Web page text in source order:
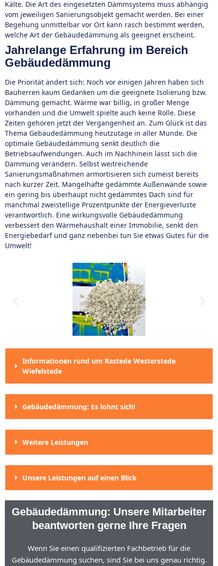
Kälte. Die Art des eingesetzten Dämmsystems muss abhängig
vom jeweiligen Sanierungsobjekt gemacht werden. Bei einer
Begehung unmittelbar vor Ort kann rasch bestimmt werden,
welche Art der Gebäudedämmung als geeignet erscheint.
Jahrelange Erfahrung im Bereich
Gebäudedämmung
Die Priorität ändert sich: Noch vor einigen Jahren haben sich
Bauherren kaum Gedanken um die geeignete Isolierung bzw.
Dämmung gemacht. Wärme war billig, in großer Menge
vorhanden und die Umwelt spielte auch keine Rolle. Diese
Zeiten gehören jetzt der Vergangenheit an. Zum Glück ist das
Thema Gebäudedämmung heutzutage in aller Munde. Die
optimale Gebäudedämmung senkt deutlich die
Betriebsaufwendungen. Auch im Nachhinein lässt sich die
Dämmung verändern. Selbst weitreichende
Sanierungsmaßnahmen armortisieren sich zumeist bereits
nach kurzer Zeit. Mangelhafte gedämmte Außenwände sowie
ein gering bis überhaupt nicht gedämmtes Dach sind für
manchmal zweistellige Prozentpunkte der Energieverluste
verantwortlich. Eine wirkungsvolle Gebäudedämmung
verbessert den Wärmehaushalt einer Immobilie, senkt den
Energiebedarf und ganz nebenbei tun Sie etwas Gutes für die
Umwelt!
Informationen rund um Rastede Westerstede
Wiefelstede
Gebäudedämmung: Es lohnt sich!
Weitere Leistungen
Unsere Leistungen auf einen Blick
Gebäudedämmung: Unsere Mitarbeiter
beantworten gerne Ihre Fragen
Wenn Sie einen qualifizierten Fachbetrieb für die
Gebäudedämmung suchen, sind Sie bei uns genau richtig.